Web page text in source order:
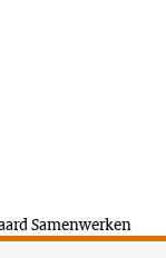
Samenwerken